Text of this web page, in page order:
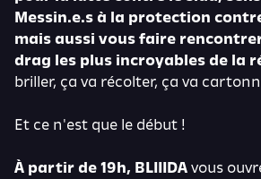
Messin.e.s à la protection
mais aussi vous faire
drag les plus incroyables de la
briller, ça va récolter, ça va
Et ce n'est que le début !
À partir de 19h, BLIIIDA vous